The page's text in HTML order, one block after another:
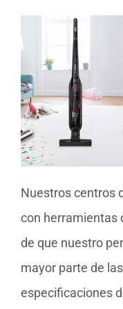
Nuestros centros
con herramientas
de que nuestro
mayor parte de
especificaciones